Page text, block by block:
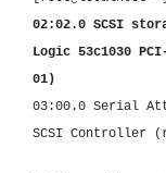
02:02.0 SCSI
Logic 53c1030
01)
03:00.0 Serial
SCSI Controller